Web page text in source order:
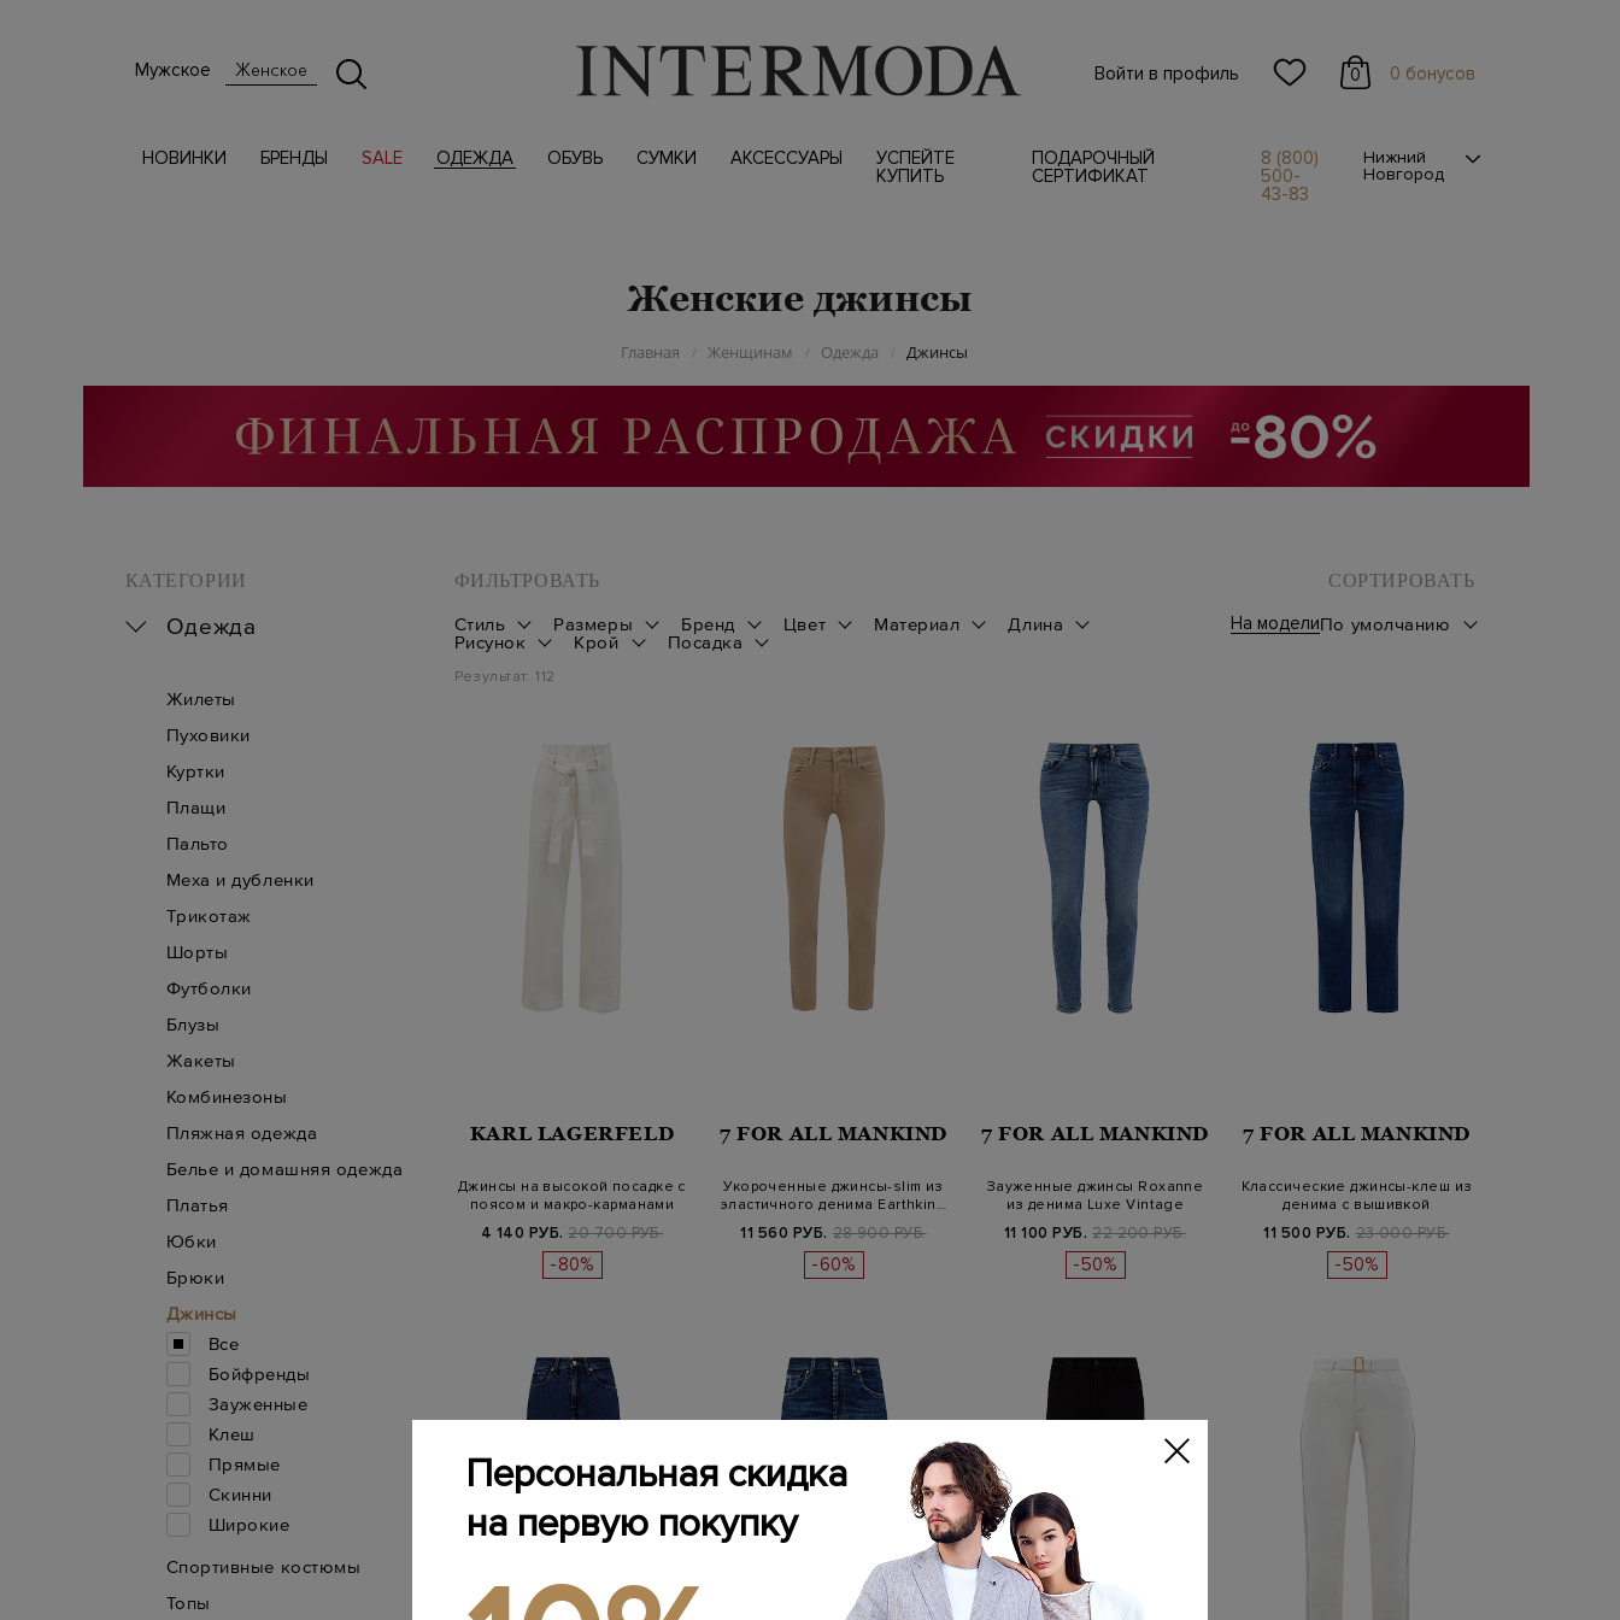
Мужское Женское Войти в профиль 0 0 бонусов
НОВИНКИ БРЕНДЫ SALE ОДЕЖДА ОБУВЬ СУМКИ АКСЕССУАРЫ
УСПЕЙТЕ
КУПИТЬ
ПОДАРОЧНЫЙ
СЕРТИФИКАТ
8 (800)
500-
43-83
Нижний
Новгород
Женские джинсы
Главная / Женщинам / Одежда / Джинсы
КАТЕГОРИИ
Одежда
Жилеты
Пуховики
Куртки
Плащи
Пальто
Меха и дубленки
Трикотаж
Шорты
Футболки
Блузы
Жакеты
Комбинезоны
Пляжная одежда
Белье и домашняя одежда
Платья
Юбки
Брюки
Джинсы
Все
Бойфренды
Зауженные
Клеш
Прямые
Скинни
Широкие
Спортивные костюмы
Топы
ФИЛЬТРОВАТЬ
Стиль Размеры Бренд Цвет Материал
Длина
Рисунок
Крой Посадка
На модели
СОРТИРОВАТЬ
По умолчанию
Результат: 112
KARL LAGERFELD
Джинсы на высокой посадке с
поясом и макро-карманами
4 140 РУБ. 20 700 РУБ.
-80%
7 FOR ALL MANKIND
Укороченные джинсы-slim из
эластичного денима Earthkin…
11 560 РУБ. 28 900 РУБ.
-60%
7 FOR ALL MANKIND
Зауженные джинсы Roxanne
из денима Luxe Vintage
11 100 РУБ. 22 200 РУБ.
-50%
7 FOR ALL MANKIND
Классические джинсы-клеш из
денима с вышивкой
11 500 РУБ. 23 000 РУБ.
-50%
Персональная скидка
на первую покупку